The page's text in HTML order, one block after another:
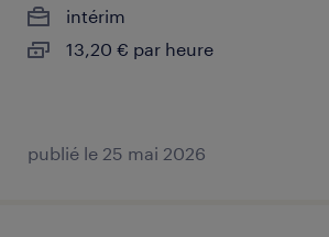
intérim
13,20 € par heure
publié le 25 mai 2026